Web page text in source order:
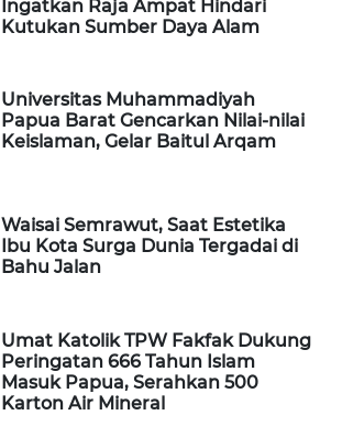
Ingatkan Raja Ampat Hindari
Kutukan Sumber Daya Alam
Universitas Muhammadiyah
Papua Barat Gencarkan Nilai-nilai
Keislaman, Gelar Baitul Arqam
Waisai Semrawut, Saat Estetika
Ibu Kota Surga Dunia Tergadai di
Bahu Jalan
Umat Katolik TPW Fakfak Dukung
Peringatan 666 Tahun Islam
Masuk Papua, Serahkan 500
Karton Air Mineral